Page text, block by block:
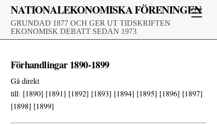
Skip
content
NATIONALEKONOMISKA FÖRENINGEN
GRUNDAD 1877 OCH GER UT TIDSKRIFTEN
EKONOMISK DEBATT SEDAN 1973
Förhandlingar 1890-1899
Gå direkt
till: [1890] [1891] [1892] [1893] [1894] [1895] [1896] [1897]
[1898] [1899]